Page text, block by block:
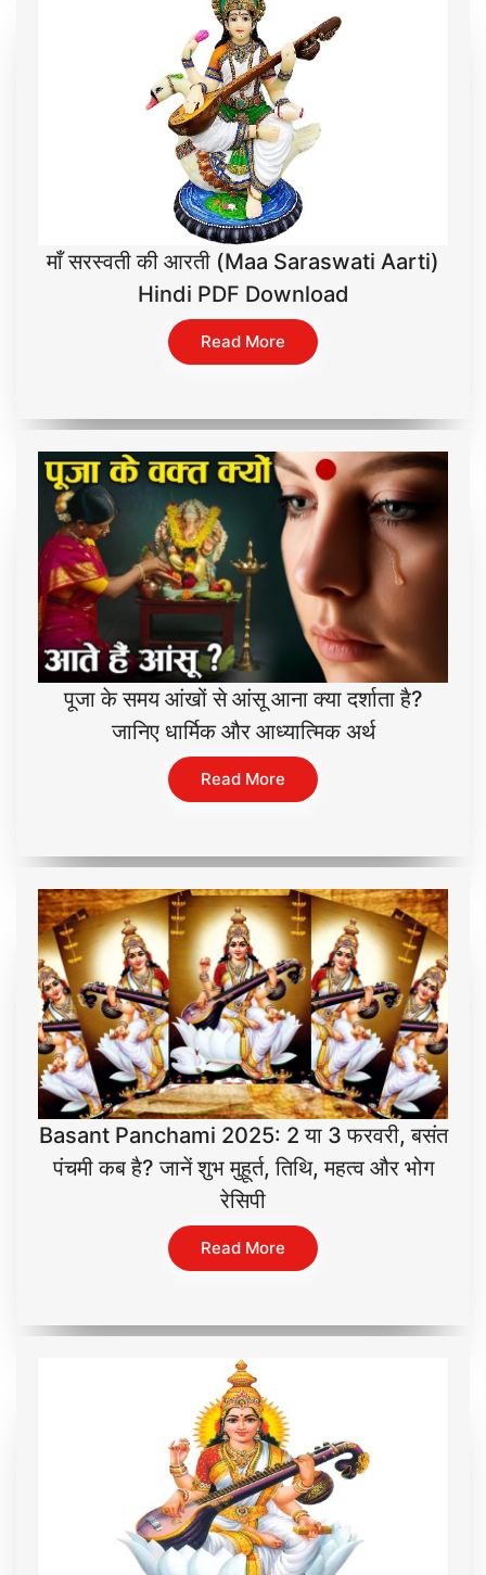
माँ सरस्वती की आरती (Maa Saraswati Aarti)
Hindi PDF Download
Read More
पूजा के समय आंखों से आंसू आना क्या दर्शाता है?
जानिए धार्मिक और आध्यात्मिक अर्थ
Read More
Basant Panchami 2025: 2 या 3 फरवरी, बसंत
पंचमी कब है? जानें शुभ मुहूर्त, तिथि, महत्व और भोग
रेसिपी
Read More